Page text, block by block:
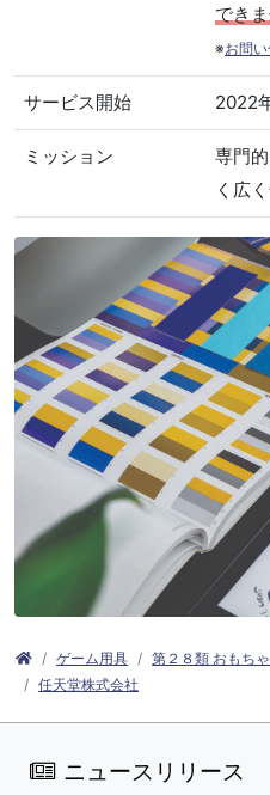
でき
※お問
サービス開始 2022
ミッション
専門
く広
ゲーム用具 第２８類 おもち
任天堂株式会社
ニュースリリース